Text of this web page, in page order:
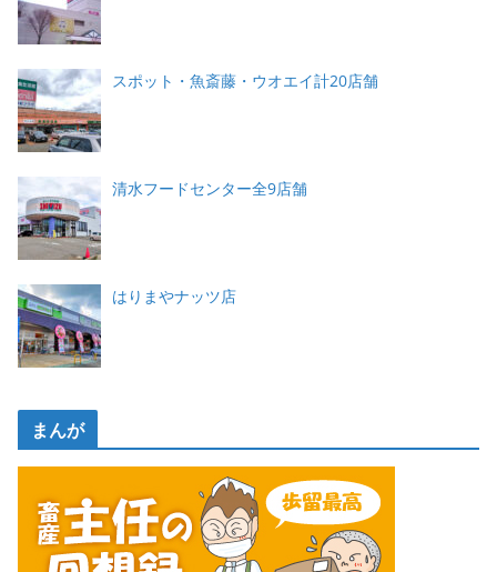
スポット・魚斎藤・ウオエイ計20店舗
清水フードセンター全9店舗
はりまやナッツ店
まんが